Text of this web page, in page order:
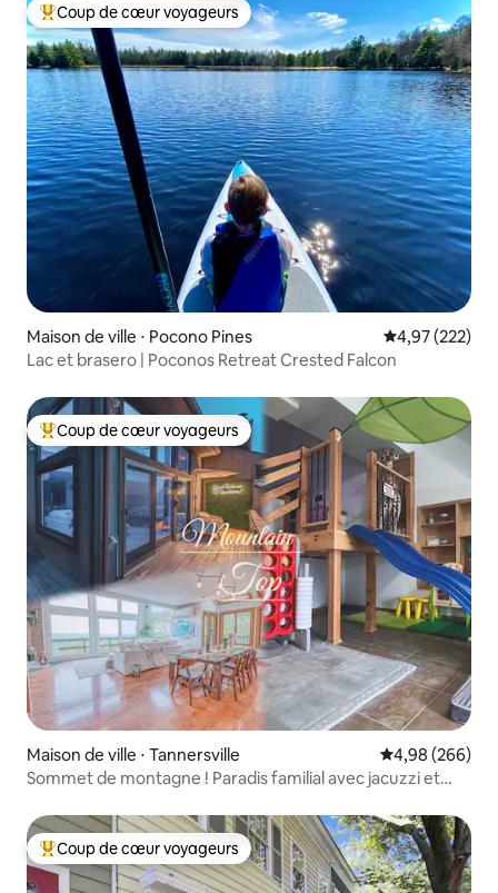
Coups de cœur voyageurs les plus appréciés
Coup de cœur voyageurs
Maison de ville ⋅ Pocono Pines Évaluation
4,97 (222)
Lac et brasero | Poconos Retreat Crested Falcon
Coups de cœur voyageurs les plus appréciés
Coup de cœur voyageurs
Maison de ville ⋅ Tannersville Évaluation
4,98 (266)
Sommet de montagne ! Paradis familial avec jacuzzi et
Coups de cœur voyageurs les plus appréciés
Coup de cœur voyageurs